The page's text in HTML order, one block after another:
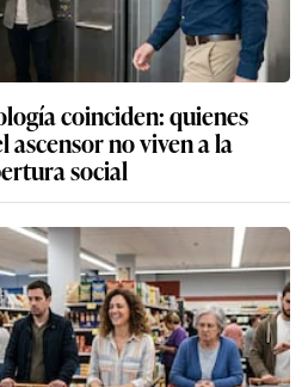
coinciden: quienes
ascensor no viven a la
social